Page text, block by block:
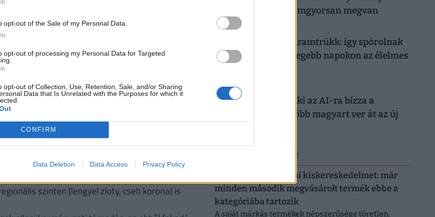
opt-out of the Sale of my Personal Data.
opt-out of processing my Personal Data for Targeted
opt-out of Collection, Use, Retention, Sale, and/or Sharing
Data that Is Unrelated with the Purposes for which it
CONFIRM
Data Deletion Data Access Privacy Policy
sem:
Banknál 7,02%.
kalkulációt végezni, saját preferenciáink
keresd fel a
valuta jegyzése 253,5 forint/euró körüli
igazából nem beszélhetünk
globális terrorveszély miatt megnövekedett
szinten (lengyel zloty, cseh korona) is
száz forintból, villámgyorsan megvan
2026. augusztus 7.
Működik a legális áramtrükk: így spórolnak
tízezreket a legmelegebb napokon az élelmes
2026. augusztus 7.
Nagyon ráfázhat, aki az AI-ra bízza a
nyaralását: egyre több magyart ver át az új
ERRŐL NE MARADJ LE!
Letarolták az európai kiskereskedelmet: már
minden második megvásárolt termék ebbe a
kategóriába tartozik
A saját márkás termékek népszerűsége töretlen.